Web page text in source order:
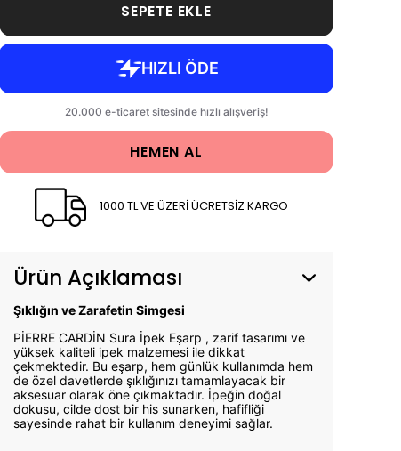
SEPETE EKLE
HEMEN AL
1000 TL VE ÜZERİ ÜCRETSİZ KARGO
Ürün Açıklaması
Şıklığın ve Zarafetin Simgesi
PİERRE CARDİN Sura İpek Eşarp , zarif tasarımı ve
yüksek kaliteli ipek malzemesi ile dikkat
çekmektedir. Bu eşarp, hem günlük kullanımda hem
de özel davetlerde şıklığınızı tamamlayacak bir
aksesuar olarak öne çıkmaktadır. İpeğin doğal
dokusu, cilde dost bir his sunarken, hafifliği
sayesinde rahat bir kullanım deneyimi sağlar.